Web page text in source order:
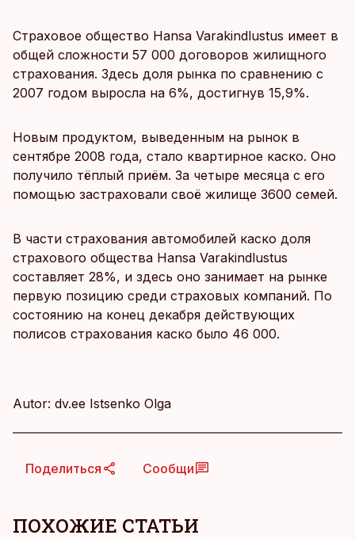
Страховое общество Hansa Varakindlustus имеет в
общей сложности 57 000 договоров жилищного
страхования. Здесь доля рынка по сравнению с
2007 годом выросла на 6%, достигнув 15,9%.
Новым продуктом, выведенным на рынок в
сентябре 2008 года, стало квартирное каско. Оно
получило тёплый приём. За четыре месяца с его
помощью застраховали своё жилище 3600 семей.
В части страхования автомобилей каско доля
страхового общества Hansa Varakindlustus
составляет 28%, и здесь оно занимает на рынке
первую позицию среди страховых компаний. По
состоянию на конец декабря действующих
полисов страхования каско было 46 000.
Autor: dv.ee Istsenko Olga
Поделиться Сообщи
ПОХОЖИЕ СТАТЬИ